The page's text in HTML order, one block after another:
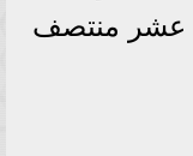
عشر منتصف